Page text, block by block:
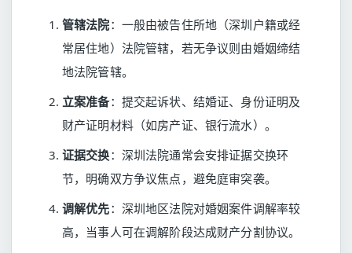
管辖法院：一般由被告住所地（深圳户籍或经
常居住地）法院管辖，若无争议则由婚姻缔结
地法院管辖。
立案准备：提交起诉状、结婚证、身份证明及
财产证明材料（如房产证、银行流水）。
证据交换：深圳法院通常会安排证据交换环
节，明确双方争议焦点，避免庭审突袭。
调解优先：深圳地区法院对婚姻案件调解率较
高，当事人可在调解阶段达成财产分割协议。